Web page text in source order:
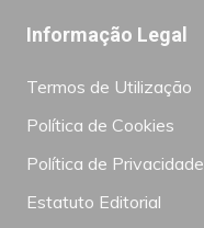
Informação Legal
Termos de Utilização
Política de Cookies
Política de Privacidade
Estatuto Editorial